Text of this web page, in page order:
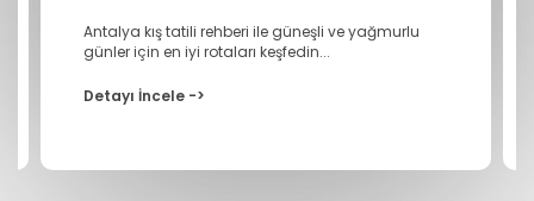
Antalya kış tatili rehberi ile güneşli ve yağmurlu
günler için en iyi rotaları keşfedin...
Detayı İncele ->